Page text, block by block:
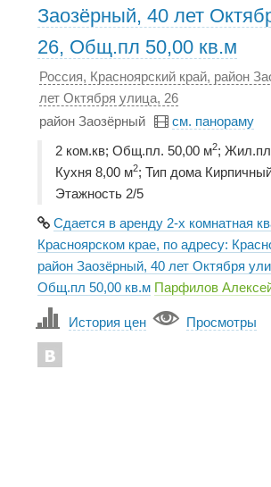
Заозёрный, 40 лет
26, Общ.пл 50,00 кв.м
Россия, Красноярский край, район
лет Октября улица, 26
район Заозёрный
см. панораму
2 ком.кв; Общ.пл. 50,00 м2;
Кухня 8,00 м2; Тип дома
Этажность 2/5
Сдается в аренду 2-х комнатная
Красноярском крае, по адресу:
район Заозёрный, 40 лет Октября
Общ.пл 50,00 кв.м Парфилов
История цен Просмотры